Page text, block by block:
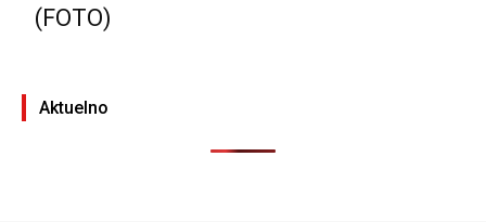
(FOTO)
Aktuelno